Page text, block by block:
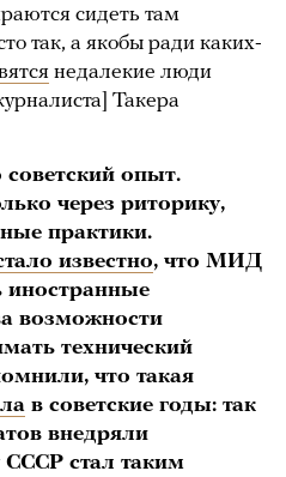
сидеть там
так, а якобы ради каких-
недалекие люди
Такера
опыт.
через риторику,
практики.
известно, что МИД
иностранные
возможности
технический
что такая
в советские годы: так
внедряли
стал таким